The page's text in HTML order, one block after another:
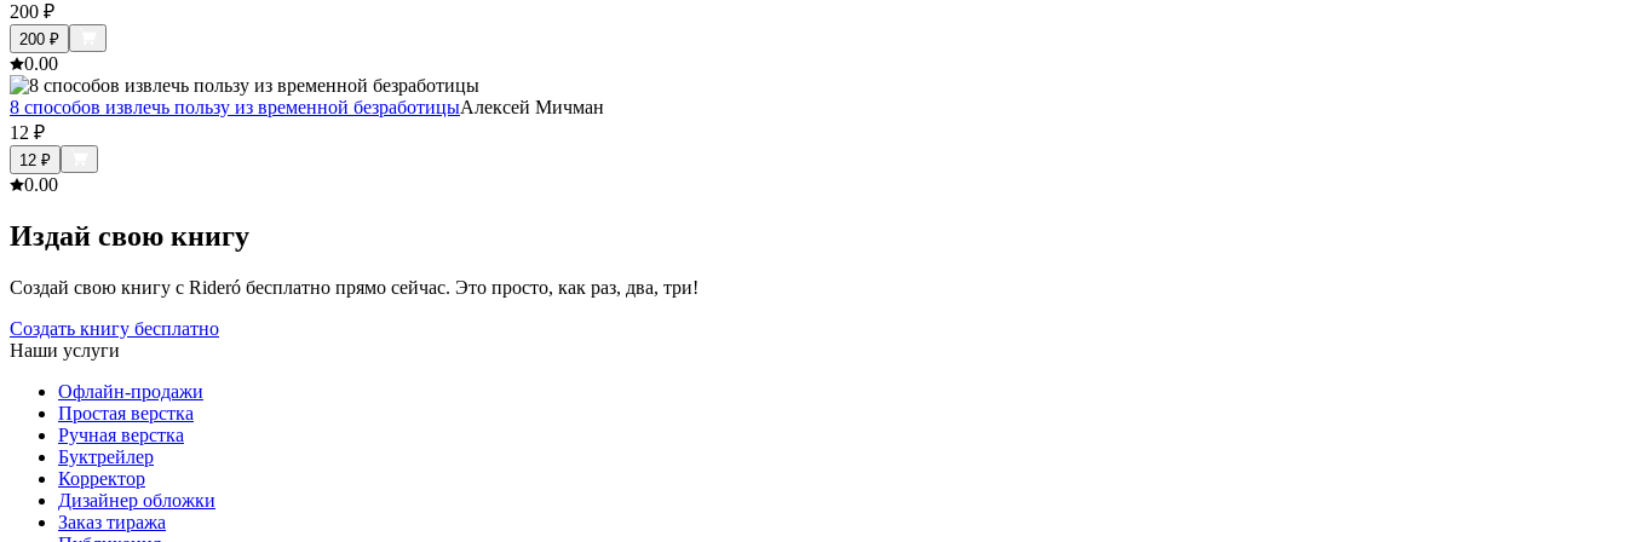
200 ₽
200 ₽
0.00
8 способов извлечь пользу из временной безработицыАлексей Мичман
12 ₽
12 ₽
0.00
Издай свою книгу
Создай свою книгу с Rideró бесплатно прямо сейчас. Это просто, как раз, два, три!
Создать книгу бесплатно
Наши услуги
Офлайн-продажи
Простая верстка
Ручная верстка
Буктрейлер
Корректор
Дизайнер обложки
Заказ тиража